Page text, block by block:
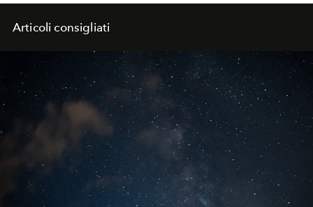
Articoli consigliati